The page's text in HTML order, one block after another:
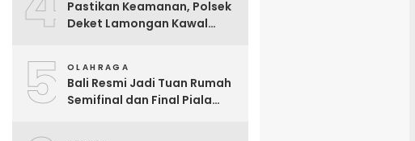
Pastikan Keamanan, Polsek
Deket Lamongan Kawal
5 OLAHRAGA
Bali Resmi Jadi Tuan Rumah
Semifinal dan Final Piala